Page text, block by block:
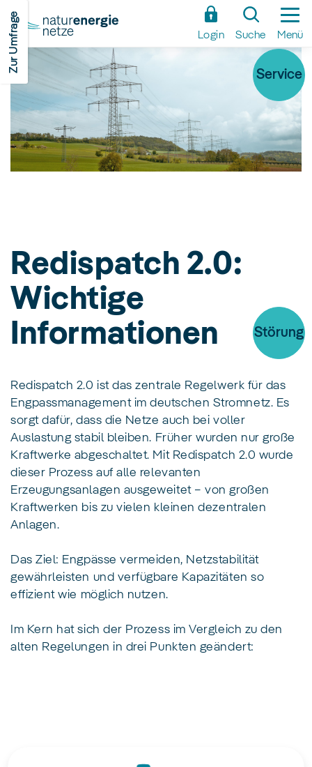
Hauptinhalt
springen
Login Suche Menü
Redispatch 2.0:
Wichtige
Informationen
Redispatch 2.0 ist das zentrale Regelwerk für das
Engpassmanagement im deutschen Stromnetz. Es
sorgt dafür, dass die Netze auch bei voller
Auslastung stabil bleiben. Früher wurden nur große
Kraftwerke abgeschaltet. Mit Redispatch 2.0 wurde
dieser Prozess auf alle relevanten
Erzeugungsanlagen ausgeweitet – von großen
Kraftwerken bis zu vielen kleinen dezentralen
Anlagen.
Das Ziel: Engpässe vermeiden, Netzstabilität
gewährleisten und verfügbare Kapazitäten so
effizient wie möglich nutzen.
Im Kern hat sich der Prozess im Vergleich zu den
alten Regelungen in drei Punkten geändert:
Zur Umfrage
Service
Störung